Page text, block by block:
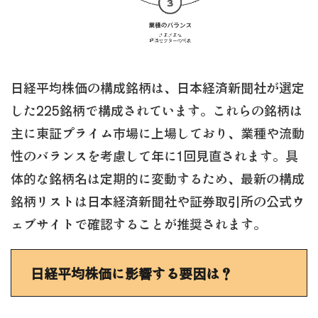
日経平均株価の構成銘柄は、日本経済新聞社が選定
した225銘柄で構成されています。これらの銘柄は
主に東証プライム市場に上場しており、業種や流動
性のバランスを考慮して年に1回見直されます。具
体的な銘柄名は定期的に変動するため、最新の構成
銘柄リストは日本経済新聞社や証券取引所の公式ウ
ェブサイトで確認することが推奨されます。
日経平均株価に影響する要因は？